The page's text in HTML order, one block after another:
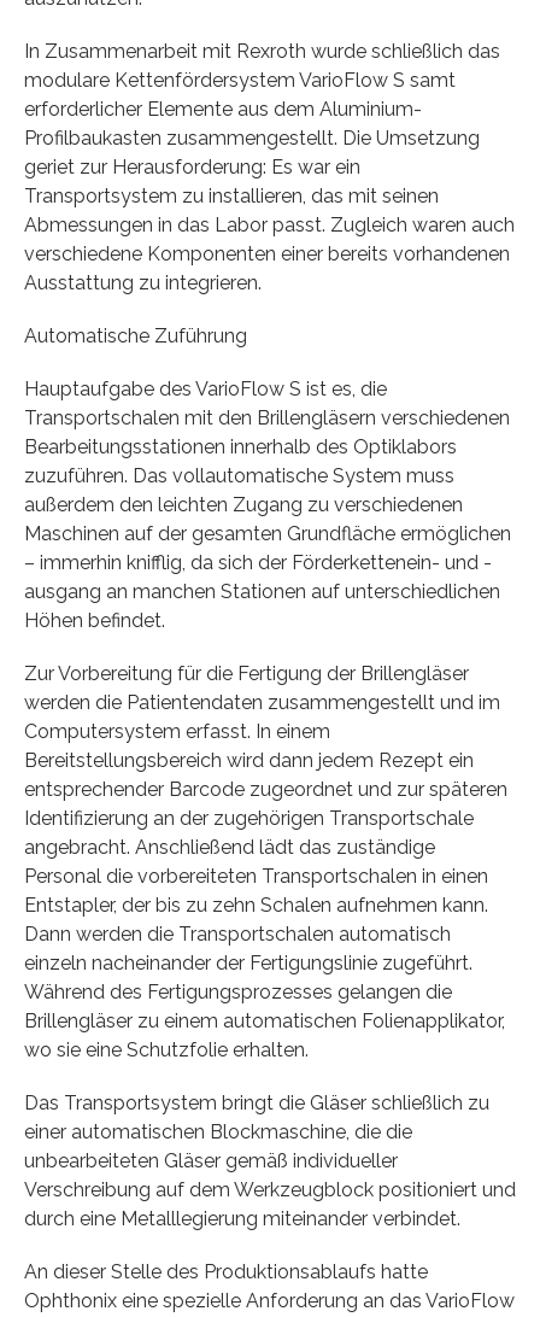
In Zusammenarbeit mit Rexroth wurde schließlich das
modulare Kettenfördersystem VarioFlow S samt
erforderlicher Elemente aus dem Aluminium-
Profilbaukasten zusammengestellt. Die Umsetzung
geriet zur Herausforderung: Es war ein
Transportsystem zu installieren, das mit seinen
Abmessungen in das Labor passt. Zugleich waren auch
verschiedene Komponenten einer bereits vorhandenen
Ausstattung zu integrieren.
Automatische Zuführung
Hauptaufgabe des VarioFlow S ist es, die
Transportschalen mit den Brillengläsern verschiedenen
Bearbeitungsstationen innerhalb des Optiklabors
zuzuführen. Das vollautomatische System muss
außerdem den leichten Zugang zu verschiedenen
Maschinen auf der gesamten Grundfläche ermöglichen
– immerhin knifflig, da sich der Förderkettenein- und -
ausgang an manchen Stationen auf unterschiedlichen
Höhen befindet.
Zur Vorbereitung für die Fertigung der Brillengläser
werden die Patientendaten zusammengestellt und im
Computersystem erfasst. In einem
Bereitstellungsbereich wird dann jedem Rezept ein
entsprechender Barcode zugeordnet und zur späteren
Identifizierung an der zugehörigen Transportschale
angebracht. Anschließend lädt das zuständige
Personal die vorbereiteten Transportschalen in einen
Entstapler, der bis zu zehn Schalen aufnehmen kann.
Dann werden die Transportschalen automatisch
einzeln nacheinander der Fertigungslinie zugeführt.
Während des Fertigungsprozesses gelangen die
Brillengläser zu einem automatischen Folienapplikator,
wo sie eine Schutzfolie erhalten.
Das Transportsystem bringt die Gläser schließlich zu
einer automatischen Blockmaschine, die die
unbearbeiteten Gläser gemäß individueller
Verschreibung auf dem Werkzeugblock positioniert und
durch eine Metalllegierung miteinander verbindet.
An dieser Stelle des Produktionsablaufs hatte
Ophthonix eine spezielle Anforderung an das VarioFlow